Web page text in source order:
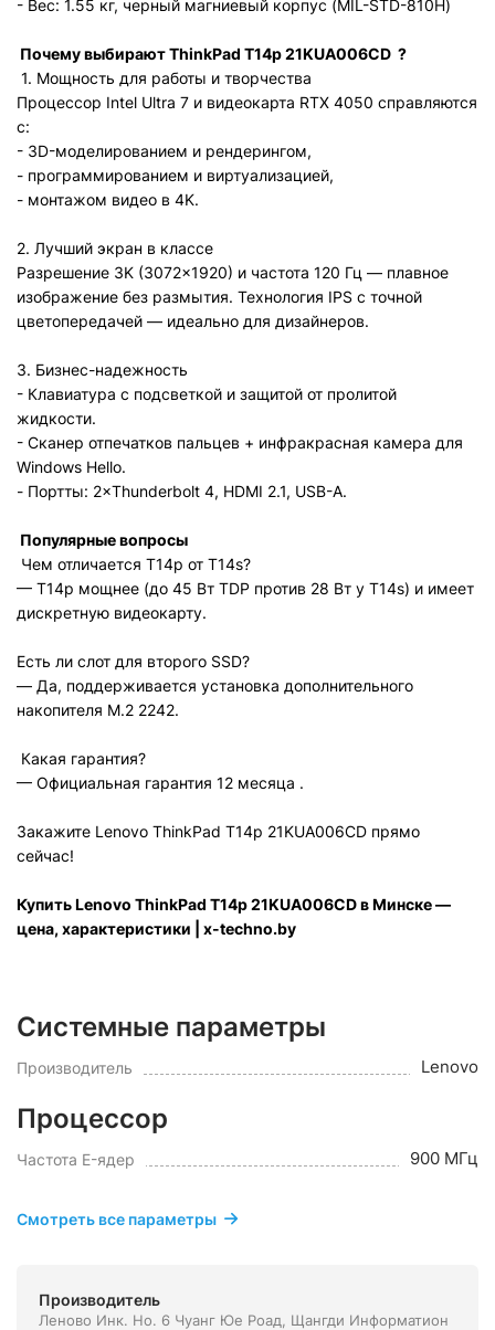
- Вес: 1.55 кг, черный магниевый корпус (MIL-STD-810H)
Почему выбирают ThinkPad T14p21KUA006CD ?
1. Мощность для работы и творчества
Процессор Intel Ultra 7 и видеокарта RTX 4050 справляются
с:
- 3D-моделированием и рендерингом,
- программированием и виртуализацией,
- монтажом видео в 4K.
2. Лучший экран в классе
Разрешение 3K (3072×1920) и частота 120 Гц — плавное
изображение без размытия. Технология IPS с точной
цветопередачей — идеально для дизайнеров.
3. Бизнес-надежность
- Клавиатура с подсветкой и защитой от пролитой
жидкости.
- Сканер отпечатков пальцев + инфракрасная камера для
Windows Hello.
- Портты: 2×Thunderbolt 4, HDMI 2.1, USB-A.
Популярные вопросы
Чем отличается T14p от T14s?
— T14p мощнее (до 45 Вт TDP против 28 Вт у T14s) и имеет
дискретную видеокарту.
Есть ли слот для второго SSD?
— Да, поддерживается установка дополнительного
накопителя M.2 2242.
Какая гарантия?
— Официальная гарантия 12 месяца .
Закажите Lenovo ThinkPad T14p 21KUA006CD прямо
сейчас!
Купить Lenovo ThinkPad T14p 21KUA006CD в Минске —
цена, характеристики | x-techno.by
Системные параметры
Производитель Lenovo
Процессор
Частота E-ядер 900 МГц
Смотреть все параметры
Производитель
Леново Инк. Но. 6 Чуанг Юе Роад, Щангди Информатион